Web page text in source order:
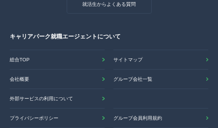
就活生からよくある質問
キャリアパーク就職エージェントについて
総合TOP サイトマップ
会社概要 グループ会社一覧
外部サービスの利用について
プライバシーポリシー グループ会員利用規約